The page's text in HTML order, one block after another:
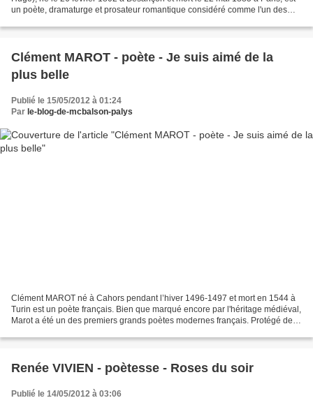
un poète, dramaturge et prosateur romantique considéré comme l'un des
Clément MAROT - poète - Je suis aimé de la
plus belle
Publié le 15/05/2012 à 01:24
Par le-blog-de-mcbalson-palys
Clément MAROT né à Cahors pendant l’hiver 1496-1497 et mort en 1544 à
Turin est un poète français. Bien que marqué encore par l'héritage médiéval,
Marot a été un des premiers grands poètes modernes français. Protégé de
Renée VIVIEN - poètesse - Roses du soir
Publié le 14/05/2012 à 03:06